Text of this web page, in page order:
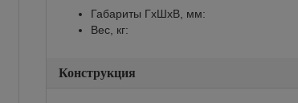
Габариты ГхШхВ, мм:
Вес, кг:
Конструкция